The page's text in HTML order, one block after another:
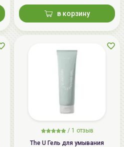
в корзину
/ 1 отзыв
The U Гель для умывания